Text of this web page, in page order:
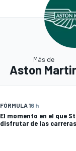
Más de
Aston
FÓRMULA 16 h
El momento en el que
disfrutar de las carreras